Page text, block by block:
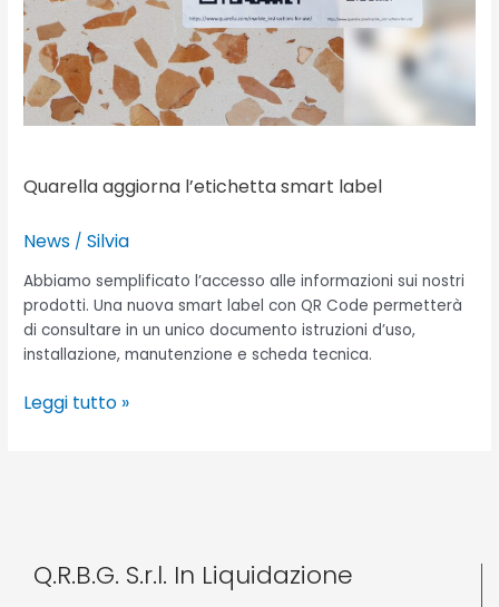
Quarella aggiorna l’etichetta smart label
News /Silvia
Abbiamo semplificato l’accesso alle informazioni sui nostri
prodotti. Una nuova smart label con QR Code permetterà
di consultare in un unico documento istruzioni d’uso,
installazione, manutenzione e scheda tecnica.
Leggi tutto »
Q.R.B.G. S.r.l. In Liquidazione